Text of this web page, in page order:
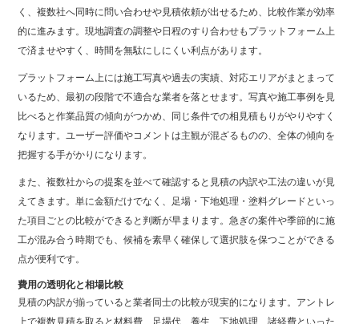
く、複数社へ同時に問い合わせや見積依頼が出せるため、比較作業が効率
的に進みます。現地調査の調整や日程のすり合わせもプラットフォーム上
で済ませやすく、時間を無駄にしにくい利点があります。
プラットフォーム上には施工写真や過去の実績、対応エリアがまとまって
いるため、最初の段階で不適合な業者を落とせます。写真や施工事例を見
比べると作業品質の傾向がつかめ、同じ条件での相見積もりがやりやすく
なります。ユーザー評価やコメントは主観が混ざるものの、全体の傾向を
把握する手がかりになります。
また、複数社からの提案を並べて確認すると見積の内訳や工法の違いが見
えてきます。単に金額だけでなく、足場・下地処理・塗料グレードといっ
た項目ごとの比較ができると判断が早まります。急ぎの案件や季節的に施
工が混み合う時期でも、候補を素早く確保して選択肢を保つことができる
点が便利です。
費用の透明化と相場比較
見積の内訳が揃っていると業者同士の比較が現実的になります。アントレ